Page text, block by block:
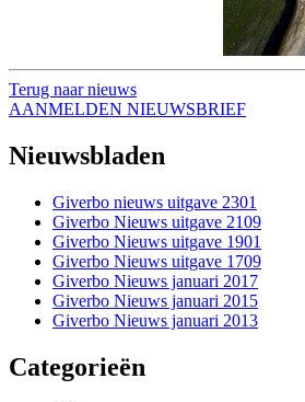
Terug naar nieuws
AANMELDEN NIEUWSBRIEF
Nieuwsbladen
Giverbo nieuws uitgave 2301
Giverbo Nieuws uitgave 2109
Giverbo Nieuws uitgave 1901
Giverbo Nieuws uitgave 1709
Giverbo Nieuws januari 2017
Giverbo Nieuws januari 2015
Giverbo Nieuws januari 2013
Categorieën